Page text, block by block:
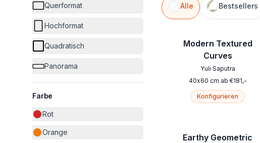
Querformat
Hochformat
Quadratisch
Panorama
Farbe
Rot
Orange
Alle Bestsellers
Modern Textured
Curves
Yuli Saputra
40x60 cm ab €181,-
Konfigurieren
Earthy Geometric